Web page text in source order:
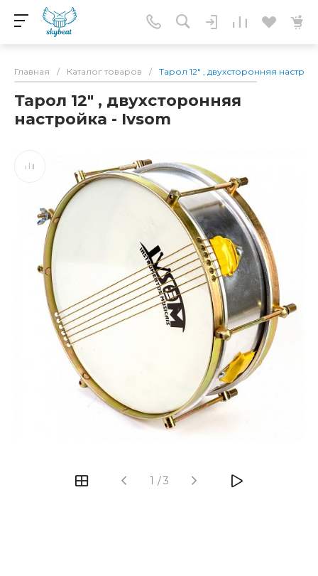
Главная / Каталог товаров / Тарол 12" , двухсторонняя
Тарол 12" , двухсторонняя
настройка - Ivsom
1 /3